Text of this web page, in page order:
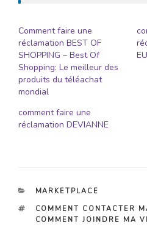
Comment faire une
réclamation BEST OF
SHOPPING – Best Of
Shopping: Le meilleur des
produits du téléachat
mondial
comment faire une
réclamation DEVIANNE
CATÉGORIES
MARKETPLACE
ÉTIQUETTES
COMMENT CONTACTER
COMMENT JOINDRE MA